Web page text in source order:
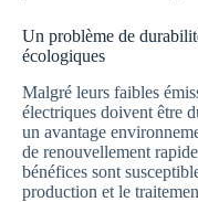
Un problème de
écologiques
Malgré leurs faibles
électriques doivent être
un avantage
de renouvellement
bénéfices sont
production et le